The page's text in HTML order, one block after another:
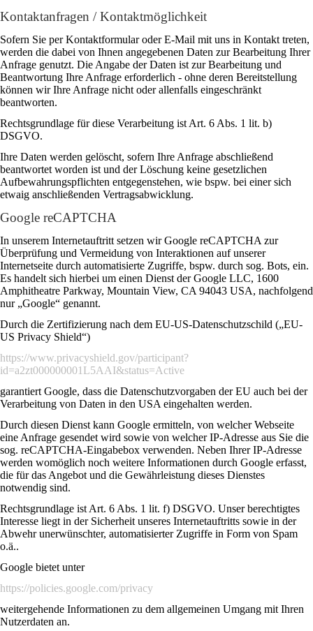
Kontaktanfragen / Kontaktmöglichkeit
Sofern Sie per Kontaktformular oder E-Mail mit uns in Kontakt treten,
werden die dabei von Ihnen angegebenen Daten zur Bearbeitung Ihrer
Anfrage genutzt. Die Angabe der Daten ist zur Bearbeitung und
Beantwortung Ihre Anfrage erforderlich - ohne deren Bereitstellung
können wir Ihre Anfrage nicht oder allenfalls eingeschränkt
beantworten.
Rechtsgrundlage für diese Verarbeitung ist Art. 6 Abs. 1 lit. b)
DSGVO.
Ihre Daten werden gelöscht, sofern Ihre Anfrage abschließend
beantwortet worden ist und der Löschung keine gesetzlichen
Aufbewahrungspflichten entgegenstehen, wie bspw. bei einer sich
etwaig anschließenden Vertragsabwicklung.
Google reCAPTCHA
In unserem Internetauftritt setzen wir Google reCAPTCHA zur
Überprüfung und Vermeidung von Interaktionen auf unserer
Internetseite durch automatisierte Zugriffe, bspw. durch sog. Bots, ein.
Es handelt sich hierbei um einen Dienst der Google LLC, 1600
Amphitheatre Parkway, Mountain View, CA 94043 USA, nachfolgend
nur „Google“ genannt.
Durch die Zertifizierung nach dem EU-US-Datenschutzschild („EU-
US Privacy Shield“)
https://www.privacyshield.gov/participant?
id=a2zt000000001L5AAI&status=Active
garantiert Google, dass die Datenschutzvorgaben der EU auch bei der
Verarbeitung von Daten in den USA eingehalten werden.
Durch diesen Dienst kann Google ermitteln, von welcher Webseite
eine Anfrage gesendet wird sowie von welcher IP-Adresse aus Sie die
sog. reCAPTCHA-Eingabebox verwenden. Neben Ihrer IP-Adresse
werden womöglich noch weitere Informationen durch Google erfasst,
die für das Angebot und die Gewährleistung dieses Dienstes
notwendig sind.
Rechtsgrundlage ist Art. 6 Abs. 1 lit. f) DSGVO. Unser berechtigtes
Interesse liegt in der Sicherheit unseres Internetauftritts sowie in der
Abwehr unerwünschter, automatisierter Zugriffe in Form von Spam
o.ä..
Google bietet unter
https://policies.google.com/privacy
weitergehende Informationen zu dem allgemeinen Umgang mit Ihren
Nutzerdaten an.